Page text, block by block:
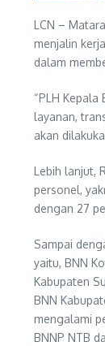
LCN –
menjalin
dalam
“PLH
layanan,
akan
Lebih lanjut,
personel,
dengan 27
Sampai
yaitu, BNN
Kabupaten
BNN
mengalami
BNNP NTB